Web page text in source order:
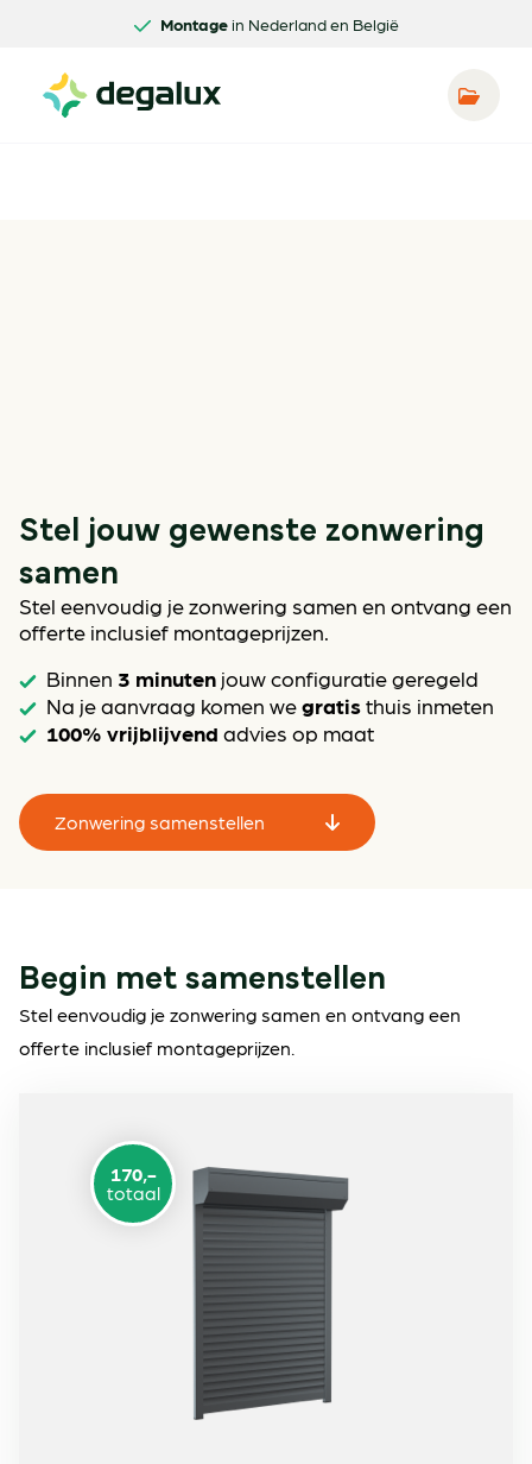
Montagein Nederland en België
Stel jouw gewenste zonwering
samen
Stel eenvoudig je zonwering samen en ontvang een
offerte inclusief montageprijzen.
Binnen 3 minuten jouw configuratie geregeld
Na je aanvraag komen wegratisthuis inmeten
100% vrijblijvend advies op maat
Zonwering samenstellen
Begin met samenstellen
Stel eenvoudig je zonwering samen en ontvang een
offerte inclusief montageprijzen.
totaal
170,-